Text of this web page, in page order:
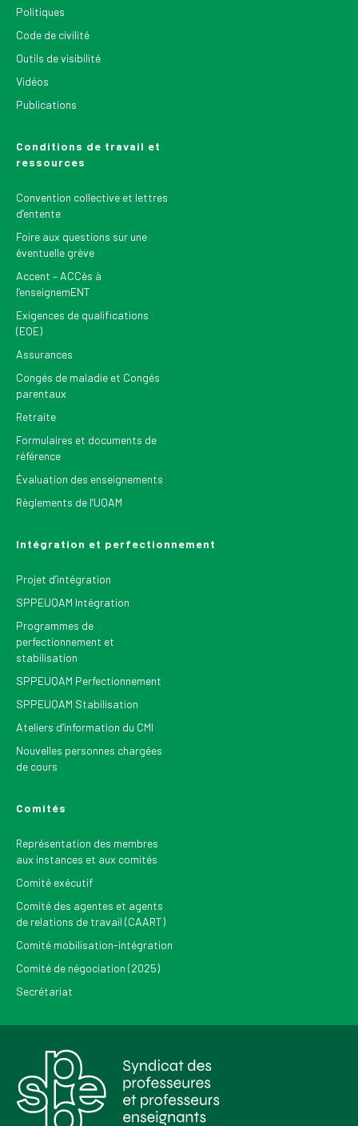
Politiques
Code de civilité
Outils de visibilité
Vidéos
Publications
Conditions de travail et
ressources
Convention collective et lettres
d’entente
Foire aux questions sur une
éventuelle grève
Accent – ACCès à
l’enseignemENT
Exigences de qualifications
(EQE)
Assurances
Congés de maladie et Congés
parentaux
Retraite
Formulaires et documents de
référence
Évaluation des enseignements
Règlements de l’UQAM
Intégration et perfectionnement
Projet d’intégration
SPPEUQAM Intégration
Programmes de
perfectionnement et
stabilisation
SPPEUQAM Perfectionnement
SPPEUQAM Stabilisation
Ateliers d’information du CMI
Nouvelles personnes chargées
de cours
Comités
Représentation des membres
aux instances et aux comités
Comité exécutif
Comité des agentes et agents
de relations de travail (CAART)
Comité mobilisation-intégration
Comité de négociation (2025)
Secrétariat